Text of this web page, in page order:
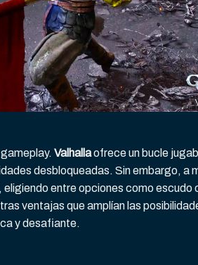
Valhallaofrece un bucle
desbloqueadas. Sin embargo, a
entre opciones como escudo
ventajas que amplían las
y desafiante.